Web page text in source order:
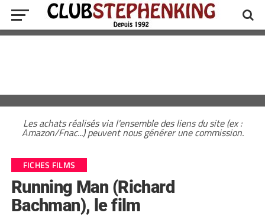
Les achats réalisés via l'ensemble des liens du site (ex :
Amazon/Fnac...) peuvent nous générer une commission.
FICHES FILMS
Running Man (Richard
Bachman), le film